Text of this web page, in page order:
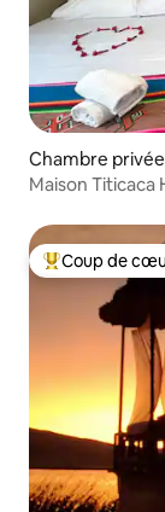
Maison Titicaca
Coups de cœur
Coup de